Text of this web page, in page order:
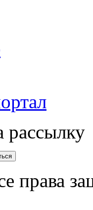
рассылку
права